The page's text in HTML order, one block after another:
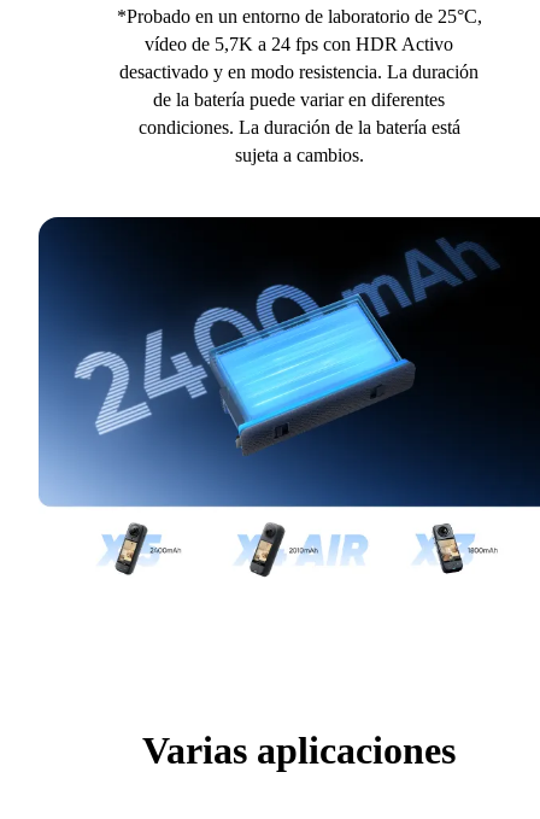
*Probado en un entorno de laboratorio de 25°C,
vídeo de 5,7K a 24 fps con HDR Activo
desactivado y en modo resistencia. La duración
de la batería puede variar en diferentes
condiciones. La duración de la batería está
sujeta a cambios.
Varias aplicaciones